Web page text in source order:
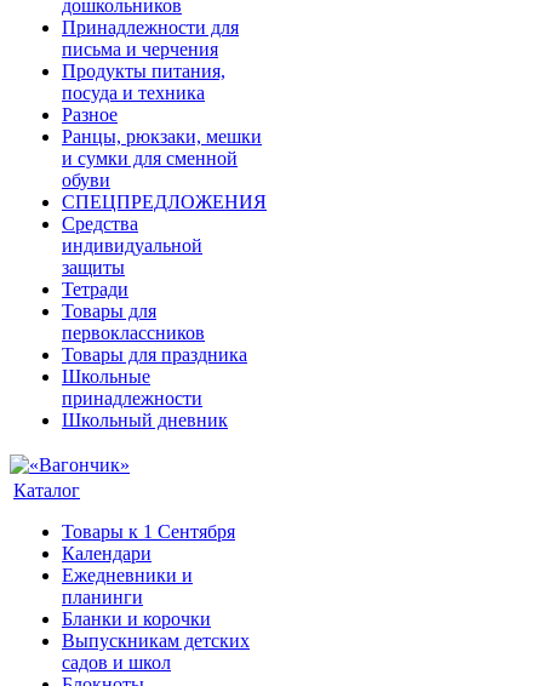
дошкольников
Принадлежности для
письма и черчения
Продукты питания,
посуда и техника
Разное
Ранцы, рюкзаки, мешки
и сумки для сменной
обуви
СПЕЦПРЕДЛОЖЕНИЯ
Средства
индивидуальной
защиты
Тетради
Товары для
первоклассников
Товары для праздника
Школьные
принадлежности
Школьный дневник
Каталог
Товары к 1 Сентября
Календари
Ежедневники и
планинги
Бланки и корочки
Выпускникам детских
садов и школ